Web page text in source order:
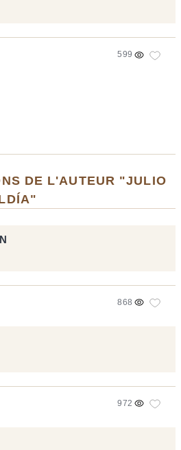
599
DE L'AUTEUR "JULIO
868
972